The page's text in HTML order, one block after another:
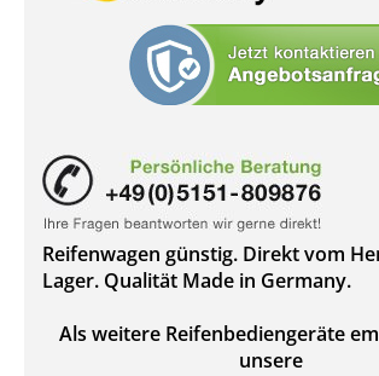
Reifenwagen günstig. Direkt vom
Lager. Qualität Made in Germany.
Als weitere Reifenbediengeräte
unsere